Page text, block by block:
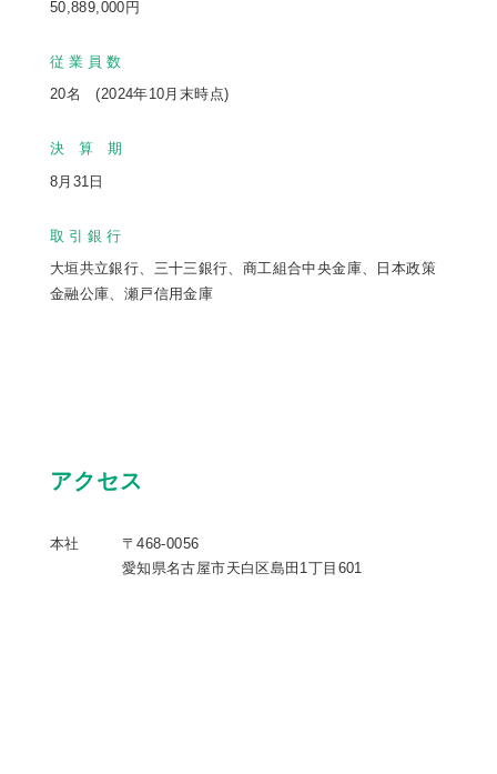
50,889,000円
従 業 員 数
20名 (2024年10月末時点)
決 算 期
8月31日
取 引 銀 行
大垣共立銀行、三十三銀行、商工組合中央金庫、日本政策
金融公庫、瀬戸信用金庫
アクセス
本社
〒468-0056
愛知県名古屋市天白区島田1丁目601